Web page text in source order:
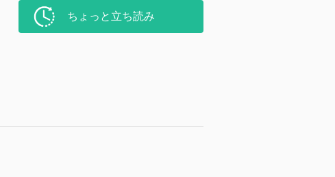
ちょっと立ち読み